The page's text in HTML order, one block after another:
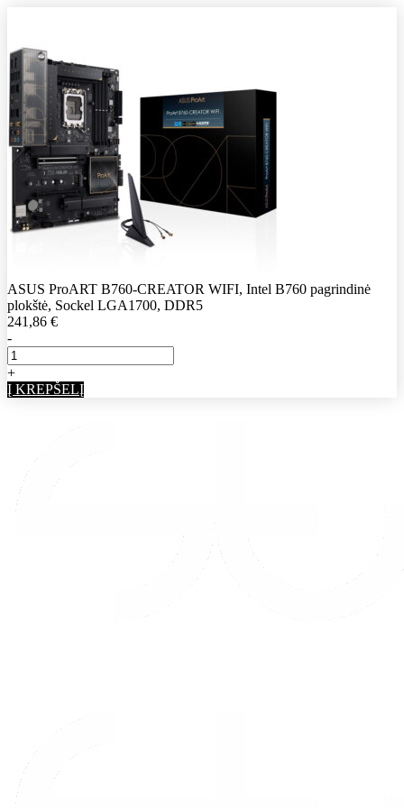
ASUS ProART B760-CREATOR WIFI, Intel B760 pagrindinė
plokštė, Sockel LGA1700, DDR5
241,86 €
-
+
Į KREPŠELĮ